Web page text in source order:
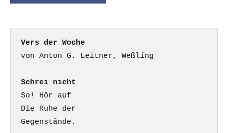
Vers der Woche
Schrei nicht
So! Hör auf
Die Ruhe der
Gegenstände.